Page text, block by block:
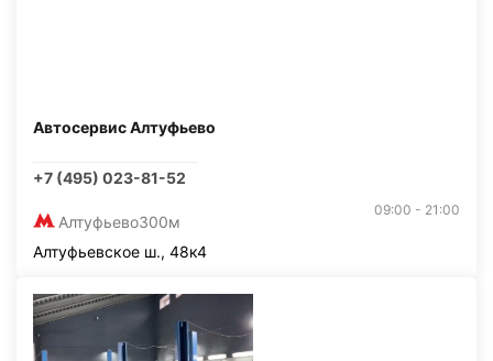
Автосервис Алтуфьево
+7 (495) 023-81-52
Алтуфьево300м
09:00 - 21:00
Алтуфьевское ш., 48к4